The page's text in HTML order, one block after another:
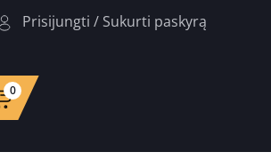
Prisijungti / Sukurti paskyrą
0